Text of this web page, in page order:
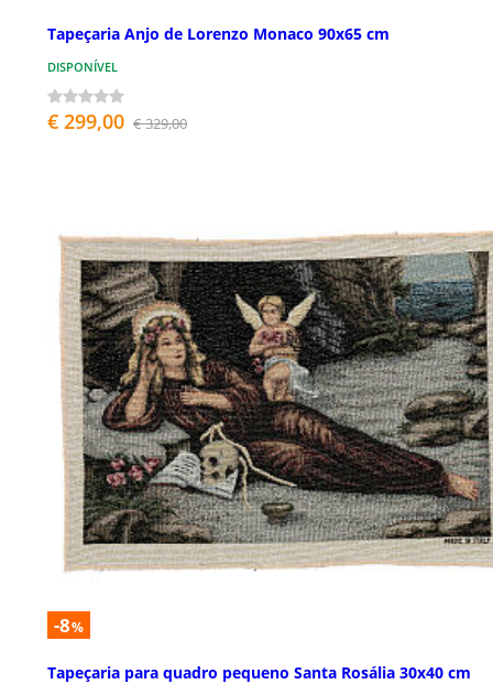
Tapeçaria Anjo de Lorenzo Monaco 90x65 cm
DISPONÍVEL
€ 299,00 € 329,00
-8%
Tapeçaria para quadro pequeno Santa Rosália 30x40 cm